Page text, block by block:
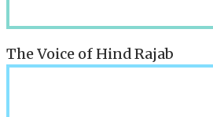
The Voice of Hind Rajab